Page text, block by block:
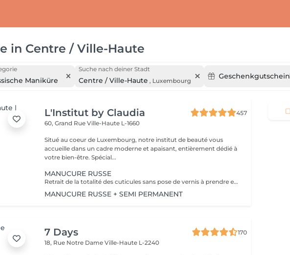
in Centre / Ville-Haute
Maniküre
Suche nach deiner Stadt
Centre / Ville-Haute , Luxembourg
Geschenkgutschein
L'Institut by Claudia
457
60, Grand RueVille-Haute L-1660
Situé au coeur de Luxembourg, notre institut de beauté vous
accueille dans un cadre moderne et apaisant, entièrement dédié à
votre bien-être. Spécial...
MANUCURE RUSSE
Retrait de la totalité des cuticules sans pose de vernis à prendre en plus
MANUCURE RUSSE + SEMI PERMANENT
7 Days
170
18, Rue Notre DameVille-Haute L-2240